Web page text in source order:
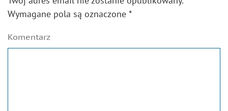
Wymagane pola są oznaczone *
Komentarz